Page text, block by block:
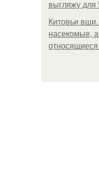
выгляжу для
Китовьи
насекомые,